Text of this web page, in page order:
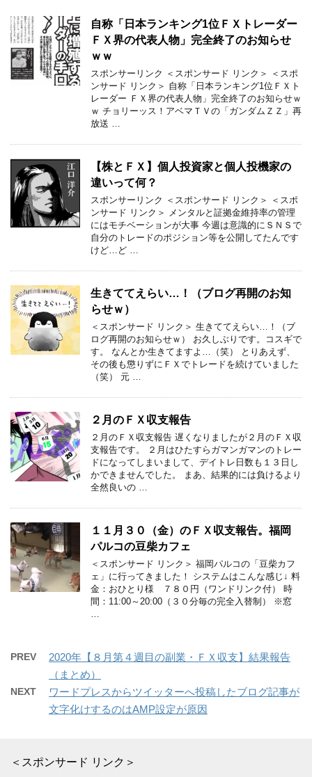
自称「日本ランキング1位ＦＸトレーダー
ＦＸ界の代表人物」完全終了のお知らせ
ｗｗ
スポンサーリンク ＜スポンサード リンク＞ ＜スポ
ンサード リンク＞ 自称「日本ランキング1位ＦＸト
レーダー ＦＸ界の代表人物」完全終了のお知らせｗ
ｗ チョリーッス！アベマＴＶの「ガンダムＺＺ」再
放送 …
【株とＦＸ】個人投資家と個人投機家の
違いって何？
スポンサーリンク ＜スポンサード リンク＞ ＜スポ
ンサード リンク＞ メンタルと証拠金維持率の管理
にはモチベーションが大事 今週は意識的にＳＮＳで
自分のトレードのポジション等を公開してたんです
けど…ど …
生きててえらい…！（ブログ再開のお知
らせｗ）
＜スポンサード リンク＞ 生きててえらい…！（ブ
ログ再開のお知らせｗ） お久しぶりです。コスギで
す。 なんとか生きてますよ…（笑） とりあえず、
その後も懲りずにＦＸでトレードを続けていました
（笑） 元 …
２月のＦＸ収支報告
２月のＦＸ収支報告 遅くなりましたが２月のＦＸ収
支報告です。 ２月はひたすらガマンガマンのトレー
ドになってしまいまして、デイトレ日数も１３日し
かできませんでした。 まあ、結果的には負けるより
全然良いの …
１１月３０（金）のＦＸ収支報告。福岡
パルコの豆柴カフェ
＜スポンサード リンク＞ 福岡パルコの「豆柴カフ
ェ」に行ってきました！ システムはこんな感じ↓ 料
金：おひとり様 ７８０円（ワンドリンク付） 時
間：11:00～20:00（３０分毎の完全入替制） ※窓
…
PREV
2020年【８月第４週目の副業・ＦＸ収支】結果報告
（まとめ）
NEXT
ワードプレスからツイッターへ投稿したブログ記事が
文字化けするのはAMP設定が原因
＜スポンサード リンク＞